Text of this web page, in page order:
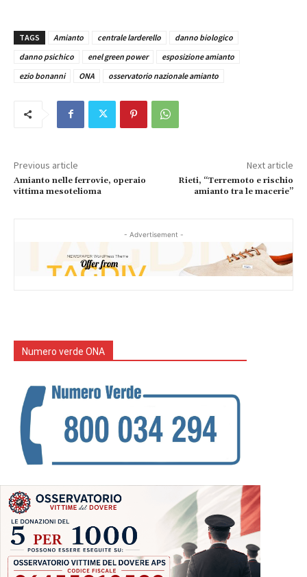
TAGS Amianto centrale larderello
danno biologico
danno psichico
enel green power
esposizione amianto
ezio bonanni
ONA osservatorio nazionale amianto
Previous article
Amianto nelle ferrovie, operaio
vittima mesotelioma
Next article
Rieti, “Terremoto e rischio
amianto tra le macerie”
- Advertisement -
Numero verde ONA